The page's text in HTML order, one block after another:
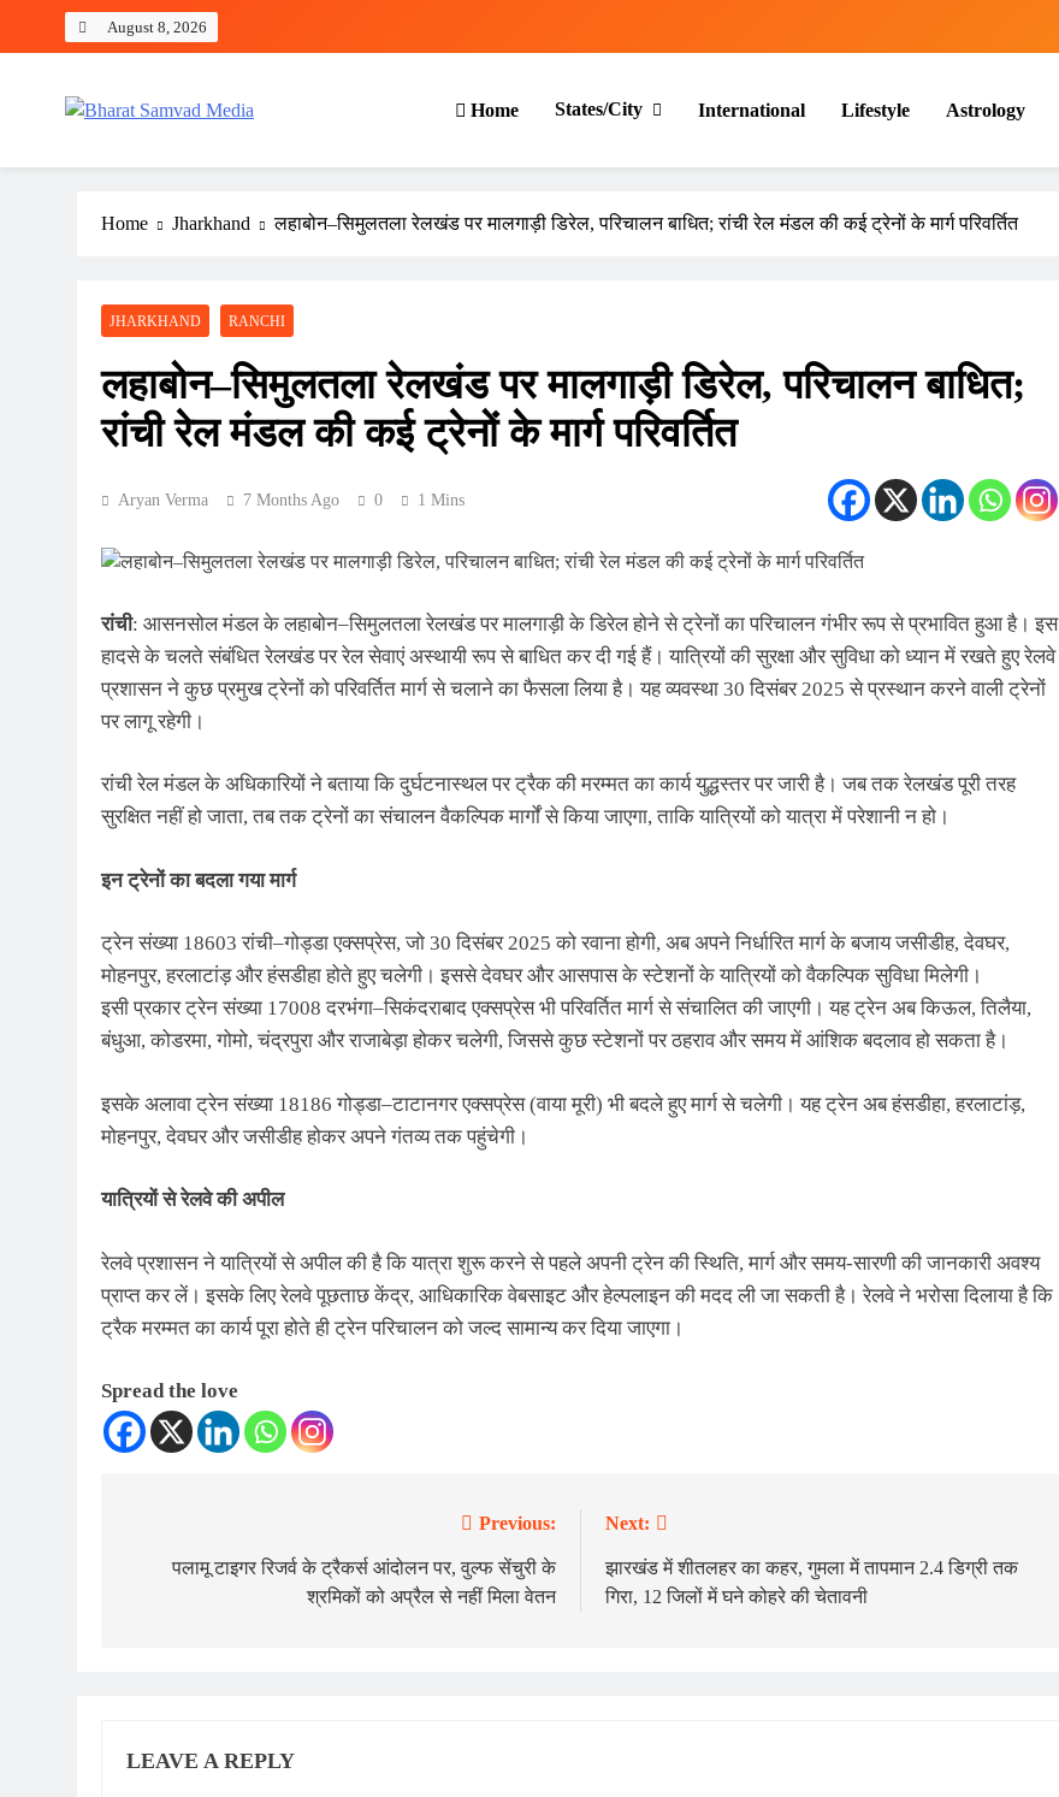
August 8, 2026
Home States/City International Lifestyle Astrology
Home Jharkhand लहाबोन–सिमुलतला रेलखंड पर मालगाड़ी डिरेल, परिचालन बाधित; रांची रेल मंडल की कई ट्रेनों के मार्ग परिवर्तित
JHARKHAND RANCHI
लहाबोन–सिमुलतला रेलखंड पर मालगाड़ी डिरेल, परिचालन बाधित;
रांची रेल मंडल की कई ट्रेनों के मार्ग परिवर्तित
Aryan Verma 7 Months Ago 0 1 Mins
रांची: आसनसोल मंडल के लहाबोन–सिमुलतला रेलखंड पर मालगाड़ी के डिरेल होने से ट्रेनों का परिचालन गंभीर रूप से प्रभावित हुआ है। इस
हादसे के चलते संबंधित रेलखंड पर रेल सेवाएं अस्थायी रूप से बाधित कर दी गई हैं। यात्रियों की सुरक्षा और सुविधा को ध्यान में रखते हुए रेलवे
प्रशासन ने कुछ प्रमुख ट्रेनों को परिवर्तित मार्ग से चलाने का फैसला लिया है। यह व्यवस्था 30 दिसंबर 2025 से प्रस्थान करने वाली ट्रेनों
पर लागू रहेगी।
रांची रेल मंडल के अधिकारियों ने बताया कि दुर्घटनास्थल पर ट्रैक की मरम्मत का कार्य युद्धस्तर पर जारी है। जब तक रेलखंड पूरी तरह
सुरक्षित नहीं हो जाता, तब तक ट्रेनों का संचालन वैकल्पिक मार्गों से किया जाएगा, ताकि यात्रियों को यात्रा में परेशानी न हो।
इन ट्रेनों का बदला गया मार्ग
ट्रेन संख्या 18603 रांची–गोड्डा एक्सप्रेस, जो 30 दिसंबर 2025 को रवाना होगी, अब अपने निर्धारित मार्ग के बजाय जसीडीह, देवघर,
मोहनपुर, हरलाटांड़ और हंसडीहा होते हुए चलेगी। इससे देवघर और आसपास के स्टेशनों के यात्रियों को वैकल्पिक सुविधा मिलेगी।
इसी प्रकार ट्रेन संख्या 17008 दरभंगा–सिकंदराबाद एक्सप्रेस भी परिवर्तित मार्ग से संचालित की जाएगी। यह ट्रेन अब किऊल, तिलैया,
बंधुआ, कोडरमा, गोमो, चंद्रपुरा और राजाबेड़ा होकर चलेगी, जिससे कुछ स्टेशनों पर ठहराव और समय में आंशिक बदलाव हो सकता है।
इसके अलावा ट्रेन संख्या 18186 गोड्डा–टाटानगर एक्सप्रेस (वाया मूरी) भी बदले हुए मार्ग से चलेगी। यह ट्रेन अब हंसडीहा, हरलाटांड़,
मोहनपुर, देवघर और जसीडीह होकर अपने गंतव्य तक पहुंचेगी।
यात्रियों से रेलवे की अपील
रेलवे प्रशासन ने यात्रियों से अपील की है कि यात्रा शुरू करने से पहले अपनी ट्रेन की स्थिति, मार्ग और समय-सारणी की जानकारी अवश्य
प्राप्त कर लें। इसके लिए रेलवे पूछताछ केंद्र, आधिकारिक वेबसाइट और हेल्पलाइन की मदद ली जा सकती है। रेलवे ने भरोसा दिलाया है कि
ट्रैक मरम्मत का कार्य पूरा होते ही ट्रेन परिचालन को जल्द सामान्य कर दिया जाएगा।
Spread the love
navigation
Previous:
पलामू टाइगर रिजर्व के ट्रैकर्स आंदोलन पर, वुल्फ सेंचुरी के
श्रमिकों को अप्रैल से नहीं मिला वेतन
Next:
झारखंड में शीतलहर का कहर, गुमला में तापमान 2.4 डिग्री तक
गिरा, 12 जिलों में घने कोहरे की चेतावनी
LEAVE A REPLY